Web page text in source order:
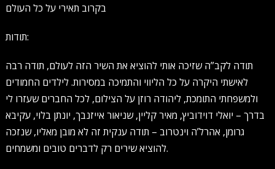
בקרוב תאירי על כל העולם
תודות:
תודה לקב”ה שזיכה אותי להוציא את השיר הזה לעולם, תודה רבה
לאישתי היקרה על כל הליווי והתמיכה במסירות. לילדים החמודים
ולמשפחתי התומכת, ליהודה רוזן על הצילום, לכל החברים שעזרו לי
בדרך – יואלי דוידוביץ, מאיר קליין, שניאור אייזנבך, יונתן בלוי, עקיבא
גרומן, אהרל’ה וינטרוב – תודה ענקית זה לא מובן מאליו, שנזכה
להוציא שירים רק לדברים טובים ומשמחים.